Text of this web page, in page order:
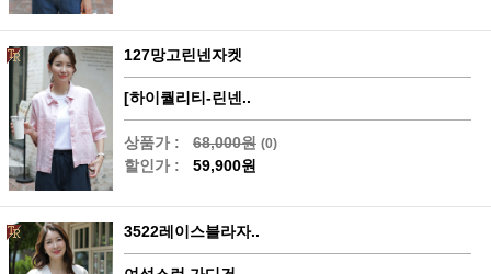
127망고린넨자켓
[하이퀄리티-린넨..
상품가 : 68,000원 (0)
할인가 : 59,900원
3522레이스블라자..